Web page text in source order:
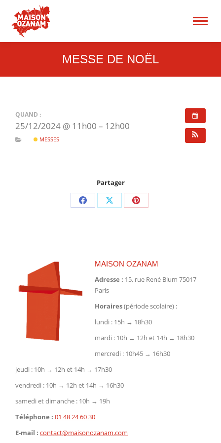
MESSE DE NOËL
QUAND :
25/12/2024 @ 11h00 – 12h00
MESSES
Partager
PartagerPartagerPartager
MAISON OZANAM
Adresse : 15, rue René Blum 75017
Paris
Horaires(période scolaire) :
lundi : 15h → 18h30
mardi : 10h → 12h et 14h → 18h30
mercredi : 10h45 → 16h30
jeudi : 10h → 12h et 14h → 17h30
vendredi : 10h → 12h et 14h → 16h30
samedi et dimanche : 10h → 19h
Téléphone : 01 48 24 60 30
E-mail : contact@maisonozanam.com